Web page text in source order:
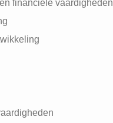
en financiële vaardigheden